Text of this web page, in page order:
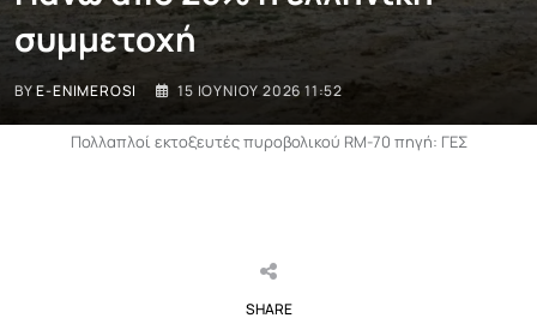
συμμετοχή
BYE-ENIMEROSI 15 ΙΟΥΝΊΟΥ 2026 11:52
Πολλαπλοί εκτοξευτές πυροβολικού RM-70 πηγή: ΓΕΣ
SHARE